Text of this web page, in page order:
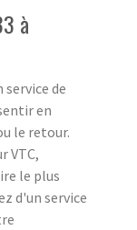
à
service de
en
le retour.
VTC,
le plus
d'un service